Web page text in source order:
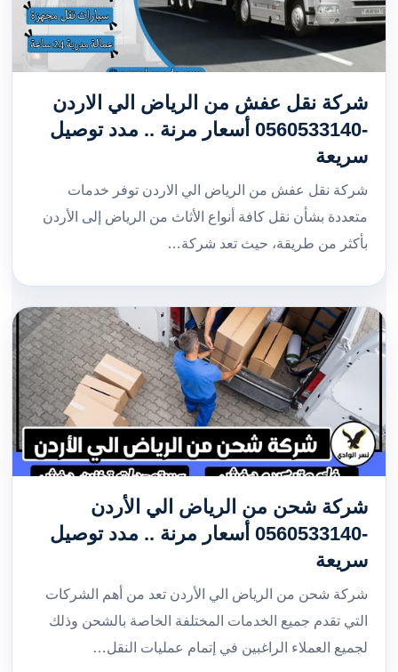
شركة نقل عفش من الرياض الي الاردن
-0560533140 أسعار مرنة .. مدد توصيل
سريعة
شركة نقل عفش من الرياض الي الاردن توفر خدمات
متعددة بشأن نقل كافة أنواع الأثاث من الرياض إلى الأردن
بأكثر من طريقة، حيث تعد شركة…
شركة شحن من الرياض الي الأردن
-0560533140 أسعار مرنة .. مدد توصيل
سريعة
شركة شحن من الرياض الي الأردن تعد من أهم الشركات
التي تقدم جميع الخدمات المختلفة الخاصة بالشحن وذلك
لجميع العملاء الراغبين في إتمام عمليات النقل…